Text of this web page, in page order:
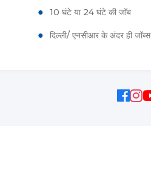
● 10 घंटे या 24 घंटे की जॉब
● दिल्ली/ एनसीआर के अंदर ही जॉब्स